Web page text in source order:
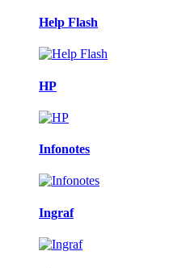
Help Flash
HP
Infonotes
Ingraf